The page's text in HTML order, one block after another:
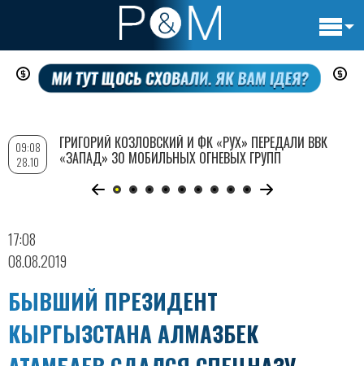
Перейти
содержанию
17:08
08.08.2019
БЫВШИЙ ПРЕЗИДЕНТ
КЫРГЫЗСТАНА АЛМАЗБЕК
09:08
28.10
ГРИГОРИЙ КОЗЛОВСКИЙ И ФК «РУХ» ПЕРЕДАЛИ ВВК
«ЗАПАД» 30 МОБИЛЬНЫХ ОГНЕВЫХ ГРУПП